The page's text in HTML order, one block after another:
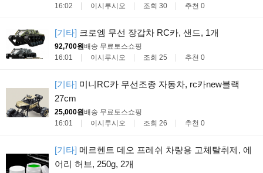
16:02
이시루시오 조회 30 추천 0
[기타] 크로엠 무선 장갑차 RC카, 샌드, 1개
92,700원배송 무료토스쇼핑
16:01
이시루시오 조회 25 추천 0
[기타] 미니RC카 무선조종 자동차, rc카new블랙
27cm
25,000원배송 무료토스쇼핑
16:01
이시루시오 조회 26 추천 0
[기타] 메르헨트 데오 프레쉬 차량용 고체탈취제, 에
어리 허브, 250g, 2개